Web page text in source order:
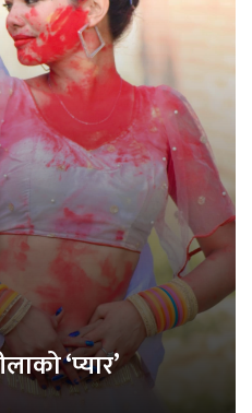
‘प्यार’